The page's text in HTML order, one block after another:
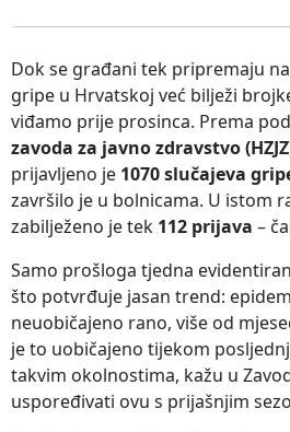
Dok se građani tek pripremaju
gripe u Hrvatskoj već bilježi
viđamo prije prosinca. Prema
zavoda za javno zdravstvo
prijavljeno je 1070 slučajeva
završilo je u bolnicama. U istom
zabilježeno je tek 112 prijava –
Samo prošloga tjedna
što potvrđuje jasan trend:
neuobičajeno rano, više od
je to uobičajeno tijekom
takvim okolnostima, kažu u
uspoređivati ovu s prijašnjim